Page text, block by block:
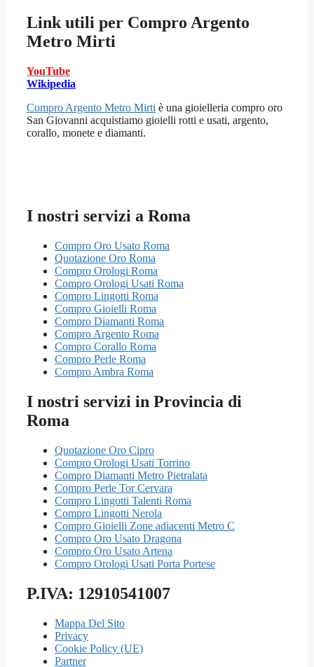
Link utili per Compro Argento
Metro Mirti
YouTube
Wikipedia
Compro Argento Metro Mirti è una gioielleria compro oro
San Giovanni acquistiamo gioielli rotti e usati, argento,
corallo, monete e diamanti.
I nostri servizi a Roma
Compro Oro Usato Roma
Quotazione Oro Roma
Compro Orologi Roma
Compro Orologi Usati Roma
Compro Lingotti Roma
Compro Gioielli Roma
Compro Diamanti Roma
Compro Argento Roma
Compro Corallo Roma
Compro Perle Roma
Compro Ambra Roma
I nostri servizi in Provincia di
Roma
Quotazione Oro Cipro
Compro Orologi Usati Torrino
Compro Diamanti Metro Pietralata
Compro Perle Tor Cervara
Compro Lingotti Talenti Roma
Compro Lingotti Nerola
Compro Gioielli Zone adiacenti Metro C
Compro Oro Usato Dragona
Compro Oro Usato Artena
Compro Orologi Usati Porta Portese
P.IVA: 12910541007
Mappa Del Sito
Privacy
Cookie Policy (UE)
Partner